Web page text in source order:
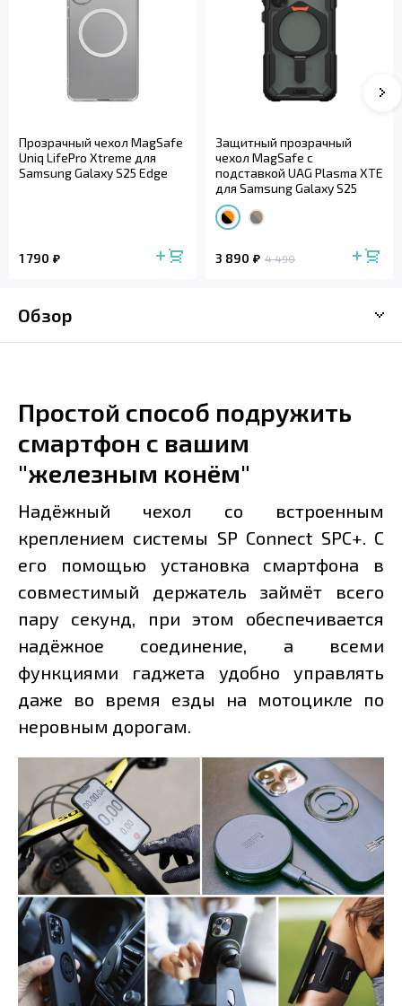
Прозрачный чехол MagSafe
Uniq LifePro Xtreme для
Samsung Galaxy S25 Edge
1 790
Защитный прозрачный
чехол MagSafe с
подставкой UAG Plasma XTE
для Samsung Galaxy S25
3 890 4 490
Обзор
Простой способ подружить
смартфон с вашим
"железным конём"
Надёжный чехол со встроенным
креплением системы SP Connect SPC+. С
его помощью установка смартфона в
совместимый держатель займёт всего
пару секунд, при этом обеспечивается
надёжное соединение, а всеми
функциями гаджета удобно управлять
даже во время езды на мотоцикле по
неровным дорогам.